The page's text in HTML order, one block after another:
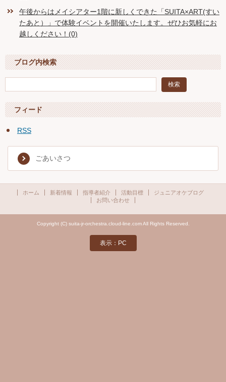
午後からはメイシアター1階に新しくできた「SUITA×ART(すい
たあと）」で体験イベントを開催いたします。ぜひお気軽にお
越しください！(0)
ブログ内検索
フィード
RSS
ごあいさつ
ホーム 新着情報 指導者紹介 活動目標
ジュニアオケブログ
お問い合わせ
Copyright (C) suita-jr-orchestra.cloud-line.com All Rights Reserved.
表示：PC